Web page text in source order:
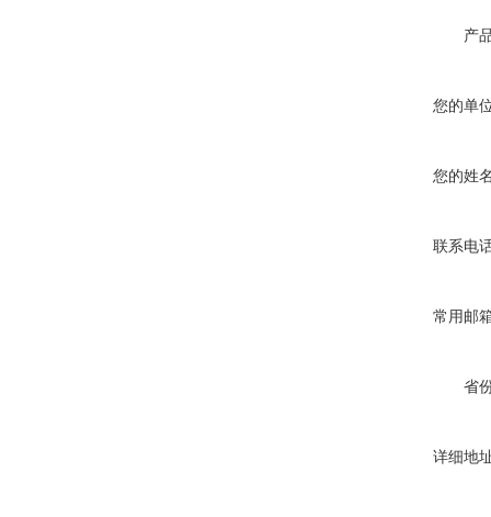
产
您的单
您的姓
联系电
常用邮
省
详细地